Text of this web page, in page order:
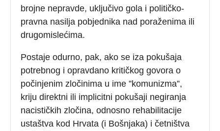
brojne nepravde, uključivo gola i političko-
pravna nasilja pobjednika nad poraženima ili
drugomislećima.
Postaje odurno, pak, ako se iza pokušaja
potrebnog i opravdano kritičkog govora o
počinjenim zločinima u ime ”komunizma”,
kriju direktni ili implicitni pokušaji negiranja
nacističkih zločina, odnosno rehabilitacije
ustaštva kod Hrvata (i Bošnjaka) i četništva